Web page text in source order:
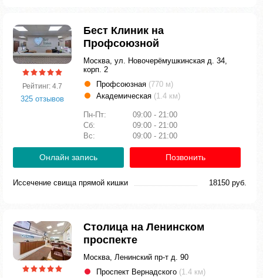
Рейтинг: 4.7
325 отзывов
Бест Клиник на
Профсоюзной
Москва, ул. Новочерёмушкинская д. 34,
корп. 2
Профсоюзная (770 м)
Академическая (1.4 км)
Пн-Пт:
09:00 - 21:00
Сб:
09:00 - 21:00
Вс:
09:00 - 21:00
Онлайн запись Позвонить
Иссечение свища прямой кишки 18150 руб.
Столица на Ленинском
проспекте
Москва, Ленинский пр-т д. 90
Проспект Вернадского (1.4 км)